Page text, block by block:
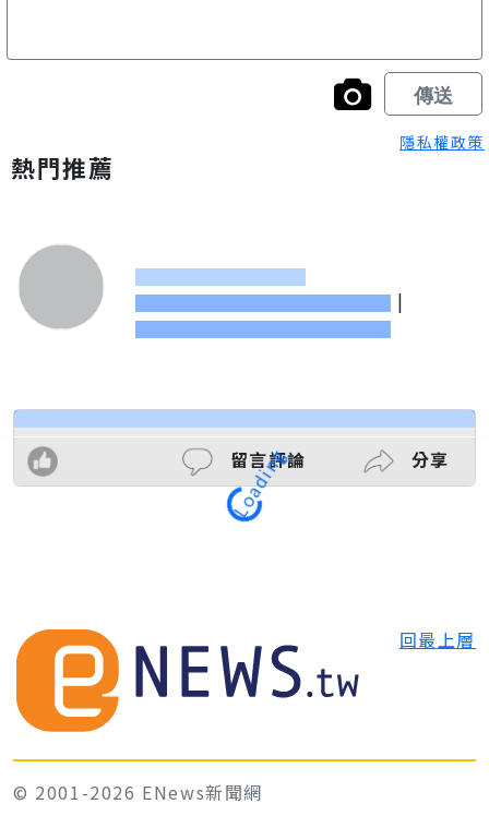
隱私權政策
熱門推薦
|
留言評論 分享
Loading
回最上層
© 2001-2026 ENews新聞網